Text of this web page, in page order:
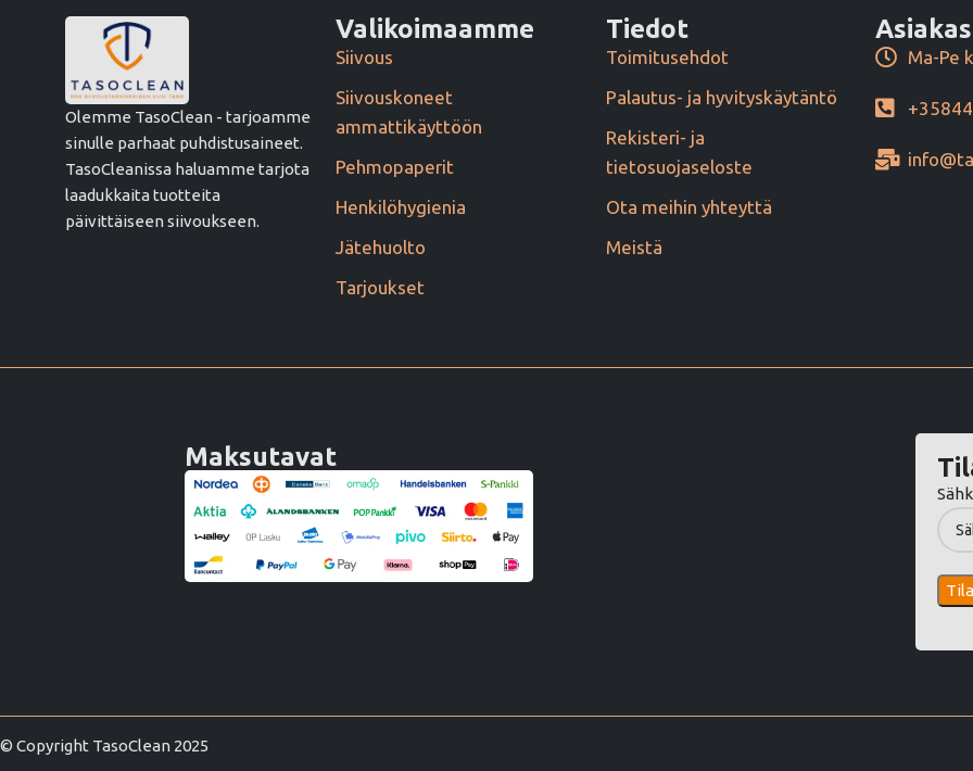
Olemme TasoClean - tarjoamme
sinulle parhaat puhdistusaineet.
TasoCleanissa haluamme tarjota
laadukkaita tuotteita
päivittäiseen siivoukseen.
Valikoimaamme
Siivous
Siivouskoneet
ammattikäyttöön
Pehmopaperit
Henkilöhygienia
Jätehuolto
Tarjoukset
Tiedot
Toimitusehdot
Palautus- ja hyvityskäytäntö
Rekisteri- ja
tietosuojaseloste
Ota meihin yhteyttä
Meistä
Ma-Pe
Maksutavat
© Copyright TasoClean 2025